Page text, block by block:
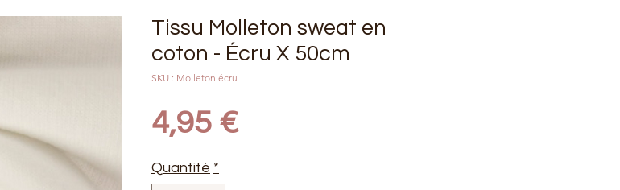
Tissu Molleton sweat en
coton - Écru X 50cm
SKU : Molleton écru
4,95 €Prix
Quantité *